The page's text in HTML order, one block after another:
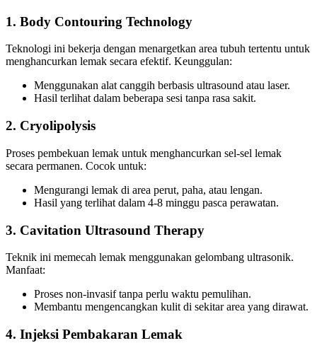
1. Body Contouring Technology
Teknologi ini bekerja dengan menargetkan area tubuh tertentu untuk
menghancurkan lemak secara efektif. Keunggulan:
Menggunakan alat canggih berbasis ultrasound atau laser.
Hasil terlihat dalam beberapa sesi tanpa rasa sakit.
2. Cryolipolysis
Proses pembekuan lemak untuk menghancurkan sel-sel lemak
secara permanen. Cocok untuk:
Mengurangi lemak di area perut, paha, atau lengan.
Hasil yang terlihat dalam 4-8 minggu pasca perawatan.
3. Cavitation Ultrasound Therapy
Teknik ini memecah lemak menggunakan gelombang ultrasonik.
Manfaat:
Proses non-invasif tanpa perlu waktu pemulihan.
Membantu mengencangkan kulit di sekitar area yang dirawat.
4. Injeksi Pembakaran Lemak